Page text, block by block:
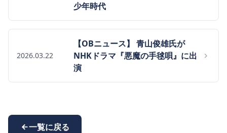
少年時代
2026.03.22
【OBニュース】 青山俊雄氏が
NHKドラマ『悪魔の手毬唄』に出
演
一覧に戻る